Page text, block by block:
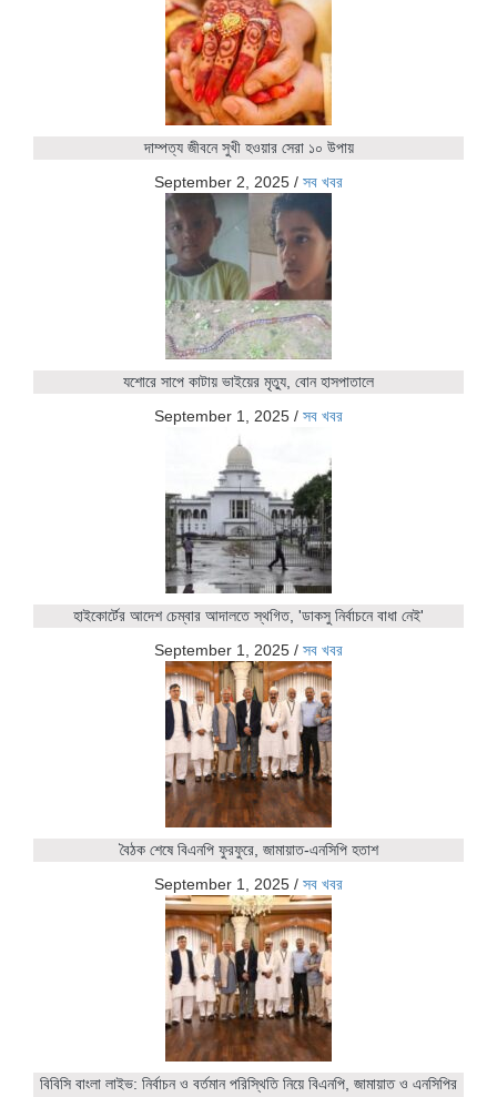
দাম্পত্য জীবনে সুখী হওয়ার সেরা ১০ উপায়
September 2, 2025 / সব খবর
যশোরে সাপে কাটায় ভাইয়ের মৃত্যু, বোন হাসপাতালে
September 1, 2025 / সব খবর
হাইকোর্টের আদেশ চেম্বার আদালতে স্থগিত, 'ডাকসু নির্বাচনে বাধা নেই'
September 1, 2025 / সব খবর
বৈঠক শেষে বিএনপি ফুরফুরে, জামায়াত-এনসিপি হতাশ
September 1, 2025 / সব খবর
বিবিসি বাংলা লাইভ: নির্বাচন ও বর্তমান পরিস্থিতি নিয়ে বিএনপি, জামায়াত ও এনসিপির